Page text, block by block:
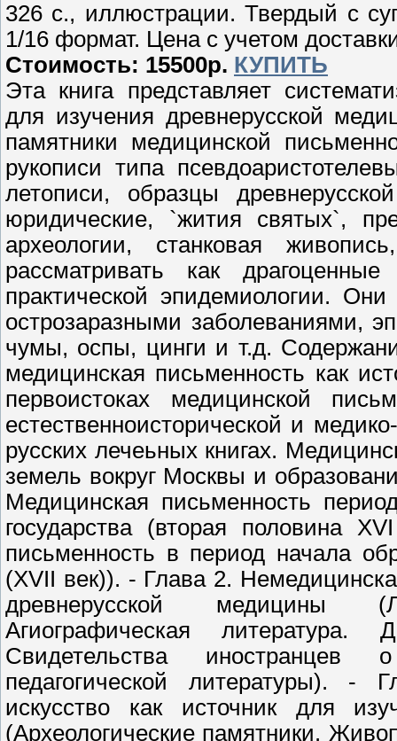
326 с., иллюстрации. Твердый с
1/16 формат. Цена с учетом
Стоимость: 15500р. КУПИТЬ
Эта книга представляет
для изучения древнерусской
памятники медицинской
рукописи типа
летописи, образцы
юридические, `жития святых`,
археологии, станковая
рассматривать как
практической эпидемиологии.
острозаразными заболеваниями,
чумы, оспы, цинги и т.д.
медицинская письменность как
первоистоках медицинской
естественноисторической и
русских лечеьных книгах.
земель вокруг Москвы и
Медицинская письменность
государства (вторая половина
письменность в период начала
(XVII век)). - Глава 2.
древнерусской медицины
Агиографическая литература.
Свидетельства иностранцев
педагогической литературы). -
искусство как источник для
(Археологические памятники.